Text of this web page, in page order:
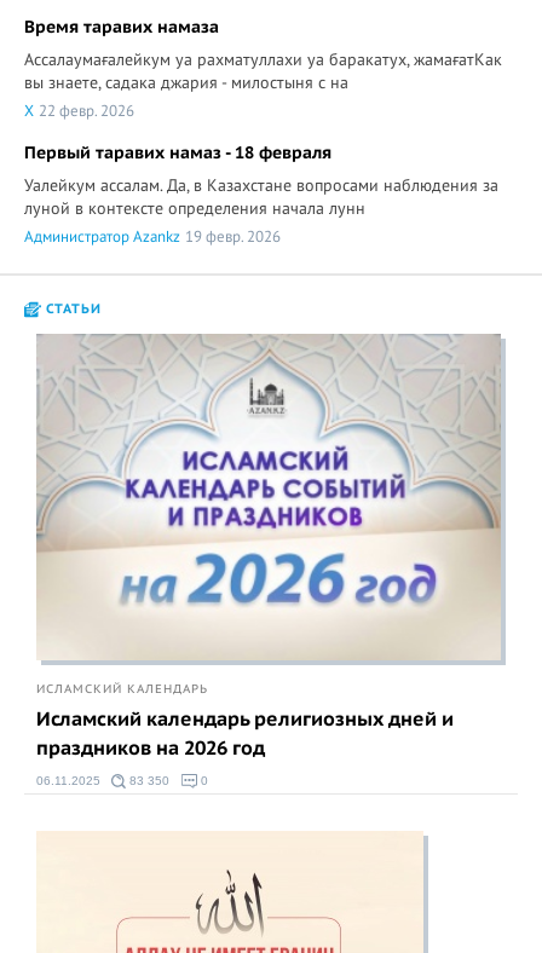
Время таравих намаза
Ассалаумағалейкум уа рахматуллахи уа баракатух, жамағатКак
вы знаете, садака джария - милостыня с на
X 22 февр. 2026
Первый таравих намаз - 18 февраля
Уалейкум ассалам. Да, в Казахстане вопросами наблюдения за
луной в контексте определения начала лунн
Администратор Azankz 19 февр. 2026
СТАТЬИ
ИСЛАМСКИЙ КАЛЕНДАРЬ
Исламский календарь религиозных дней и
праздников на 2026 год
06.11.2025 83 350 0